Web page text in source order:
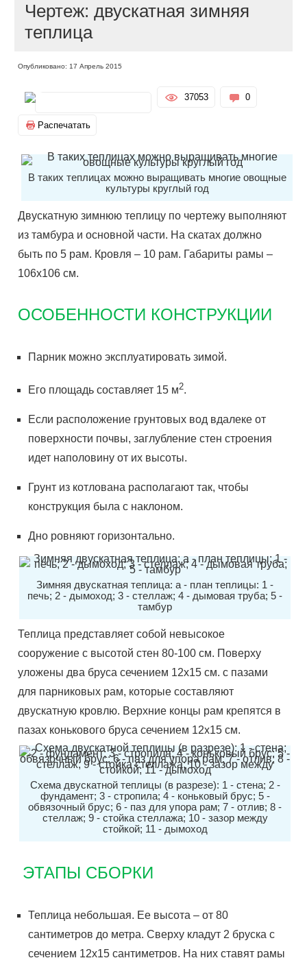
Чертеж: двускатная зимняя
теплица
Опубликовано: 17 Апрель 2015
37053 0
Распечатать
В таких теплицах можно выращивать многие овощные
культуры круглый год
Двускатную зимнюю теплицу по чертежу выполняют
из тамбура и основной части. На скатах должно
быть по 5 рам. Кровля – 10 рам. Габариты рамы –
106х106 см.
ОСОБЕННОСТИ КОНСТРУКЦИИ
Парник можно эксплуатировать зимой.
Его площадь составляет 15 м2.
Если расположение грунтовых вод вдалеке от
поверхности почвы, заглубление стен строения
идет наполовину от их высоты.
Грунт из котлована располагают так, чтобы
конструкция была с наклоном.
Дно ровняют горизонтально.
Зимняя двускатная теплица: а - план теплицы: 1 -
печь; 2 - дымоход; 3 - стеллаж; 4 - дымовая труба; 5 -
тамбур
Теплица представляет собой невысокое
сооружение с высотой стен 80-100 см. Поверху
уложены два бруса сечением 12х15 см. с пазами
для парниковых рам, которые составляют
двускатную кровлю. Верхние концы рам крепятся в
пазах конькового бруса сечением 12х15 см.
Схема двускатной теплицы (в разрезе): 1 - стена; 2 -
фундамент; 3 - стропила; 4 - коньковый брус; 5 -
обвязочный брус; 6 - паз для упора рам; 7 - отлив; 8 -
стеллаж; 9 - стойка стеллажа; 10 - зазор между
стойкой; 11 - дымоход
ЭТАПЫ СБОРКИ
Теплица небольшая. Ее высота – от 80
сантиметров до метра. Сверху кладут 2 бруска с
сечением 12х15 сантиметров. На них ставят рамы